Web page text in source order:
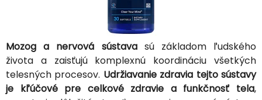
Mozog a nervová sústavasú základom ľudského
života a zaisťujú komplexnú koordináciu všetkých
telesných procesov. Udržiavanie zdravia tejto sústavy
je kľúčové pre celkové zdravie a funkčnosť tela,